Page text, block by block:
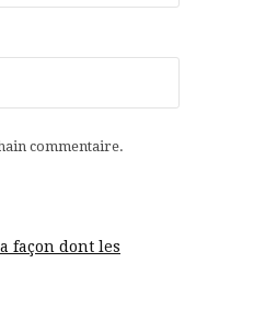
commentaire.
façon dont les